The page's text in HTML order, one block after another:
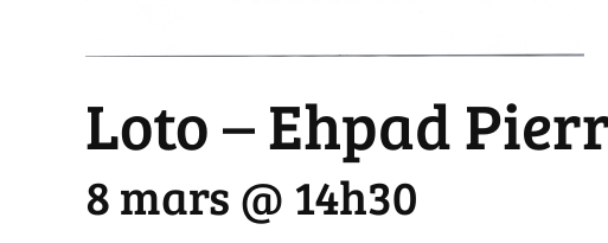
Loto – Ehpad
8 mars @ 14h30